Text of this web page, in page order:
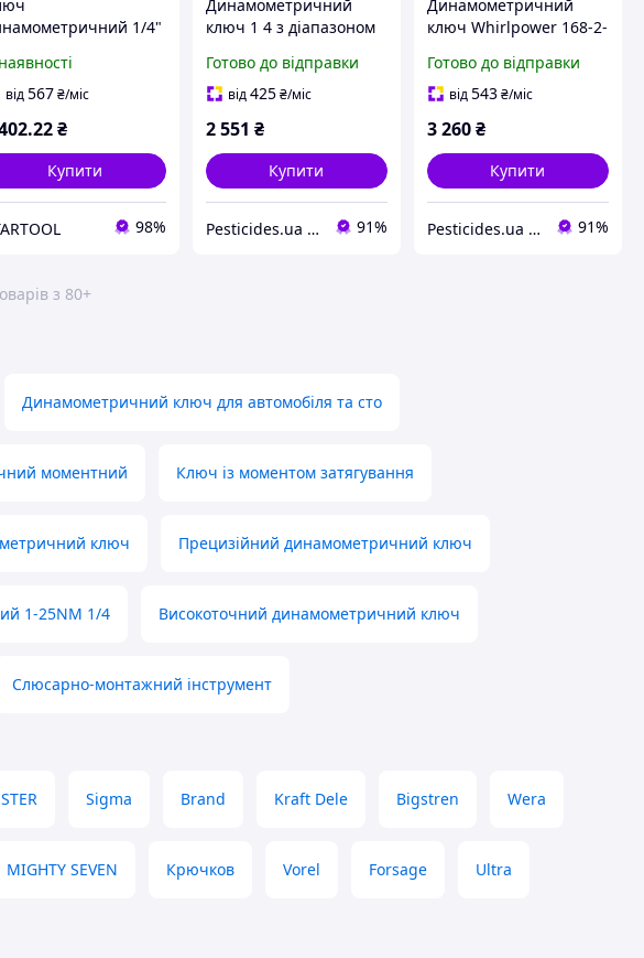
1/4"
від567₴/міс
.22₴
Купити
98%
Динамометричний
ключ 1 4 з діапазоном
точний інструмент для
роботи 9-168-2-0350
Готово до відправки
від425 ₴/міс
2 551 ₴
Купити
Pesticides.ua - Аграрна продукція і не тільки !!! 91%
Динамометричний
ключ Whirlpower 168-2-
Нм максимальна
точність регулювання
Готово до відправки
від543₴/міс
3 260₴
Купити
Pesticides.ua - Аграрна продукція і не тільки !!! 91%
з 80+
Динамометричний ключ для автомобіля та сто
моментний Ключ із моментом затягування
ключ Прецизійний динамометричний ключ
1-25NM 1/4 Високоточний динамометричний ключ
Слюсарно-монтажний інструмент
Sigma Brand Kraft Dele Bigstren Wera
MIGHTY SEVEN Крючков Vorel Forsage Ultra